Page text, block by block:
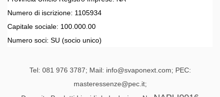
Numero di iscrizione: 1105934
Capitale sociale: 100.000.00
Numero soci: SU (socio unico)
Tel: 081 976 3787; Mail: info@svaponext.com; PEC:
masteressenze@pec.it;